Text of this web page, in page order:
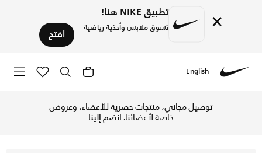
× تطبيق NIKE هنا!
تسوق ملابس وأحذية رياضية افتح
English
توصيل مجاني، منتجات حصرية للأعضاء، وعروض
خاصة لأعضائنا.انضم إلينا